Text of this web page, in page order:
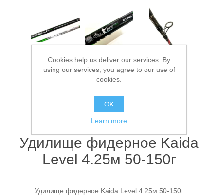
Удилище фидерное Kaida
Level 4.25м 50-150г
Удилище фидерное Kaida Level 4.25м 50-150г
Cookies help us deliver our services. By
using our services, you agree to our use of
cookies.
OK
Learn more